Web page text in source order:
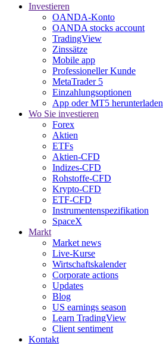
Investieren
OANDA-Konto
OANDA stocks account
TradingView
Zinssätze
Mobile app
Professioneller Kunde
MetaTrader 5
Einzahlungsoptionen
App oder MT5 herunterladen
Wo Sie investieren
Forex
Aktien
ETFs
Aktien-CFD
Indizes-CFD
Rohstoffe-CFD
Krypto-CFD
ETF-CFD
Instrumentenspezifikation
SpaceX
Markt
Market news
Live-Kurse
Wirtschaftskalender
Corporate actions
Updates
Blog
US earnings season
Learn TradingView
Client sentiment
Kontakt